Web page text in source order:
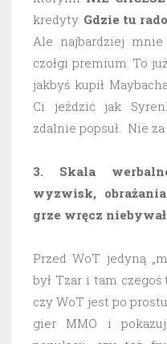
kredyty. Gdzie tu
Ale najbardziej
czołgi premium. To
jakbyś kupił
Ci jeździć jak
zdalnie popsuł. Nie za
3. Skala
wyzwisk,
grze wręcz
Przed WoT jedyną
był Tzar i tam
czy WoT jest po
gier MMO i